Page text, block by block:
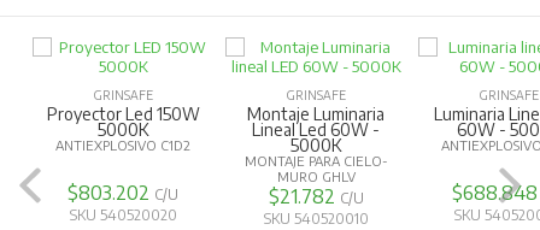
GRINSAFE
Proyector Led 150W
5000K
ANTIEXPLOSIVO C1D2
$803.202 C/U
SKU 540520020
GRINSAFE
Montaje Luminaria
Lineal Led 60W -
5000K
MONTAJE PARA CIELO-
MURO GHLV
$21.782 C/U
SKU 540520010
GRINSAFE
Luminaria
60W -
SKU